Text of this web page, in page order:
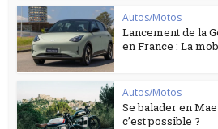
Autos/Motos
Lancement de la
en France : La
Autos/Motos
Se balader en
c’est possible ?